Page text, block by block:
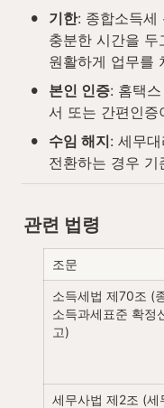
• 기한: 종합소득세
충분한 시간을 두
원활하게 업무를
• 본인 인증: 홈택
서 또는 간편인증
• 수임 해지: 세무
전환하는 경우
관련 법령
조문
소득세법 제70조 (
소득과세표준 확정
고)
세무사법 제2조 (세